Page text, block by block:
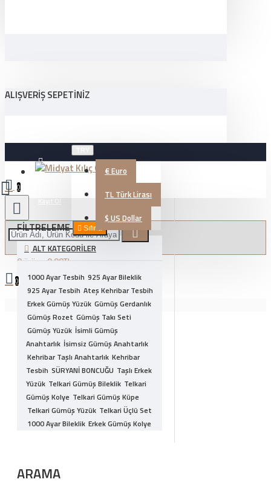
ALIŞVERIŞ SEPETINIZ
Üye Girişi €Euro
TL Türk Lirası
$ US Dollar
0
0 ürün - 0,00TL
0
Alışveriş sepetiniz boş!
FILTRELEME Sıfırla
ALT KATEGORILER
1000 Ayar Tesbih 925 Ayar Bileklik
925 Ayar Tesbih Ateş Kehribar Tesbih
Erkek Gümüş Yüzük Gümüş Gerdanlık
Gümüş Rozet Gümüş Takı Seti
Gümüş Yüzük İsimli Gümüş
Anahtarlık İsimsiz Gümüş Anahtarlık
Kehribar Taşlı Anahtarlık Kehribar
Tesbih SÜRYANİ BONCUĞU Taşlı Erkek
Yüzük Telkari Gümüş Bileklik Telkari
Gümüş Kolye Telkari Gümüş Küpe
Telkari Gümüş Yüzük Telkari Üçlü Set
1000 Ayar Bileklik Erkek Gümüş Kolye
Tesbih Zirkon Gümüş Bileklik
ARAMA